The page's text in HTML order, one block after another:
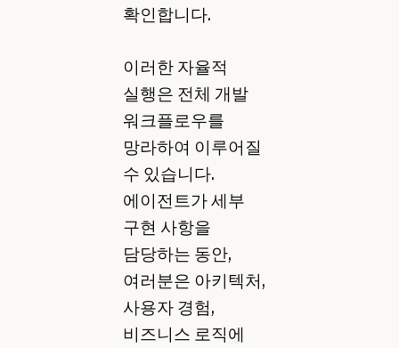
확인합니다.
이러한 자율적
실행은 전체 개발
워크플로우를
망라하여 이루어질
수 있습니다.
에이전트가 세부
구현 사항을
담당하는 동안,
여러분은 아키텍처,
사용자 경험,
비즈니스 로직에